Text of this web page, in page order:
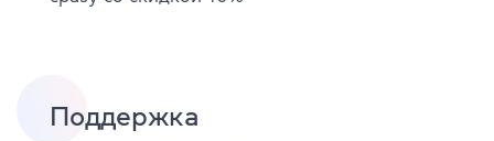
Поддержка